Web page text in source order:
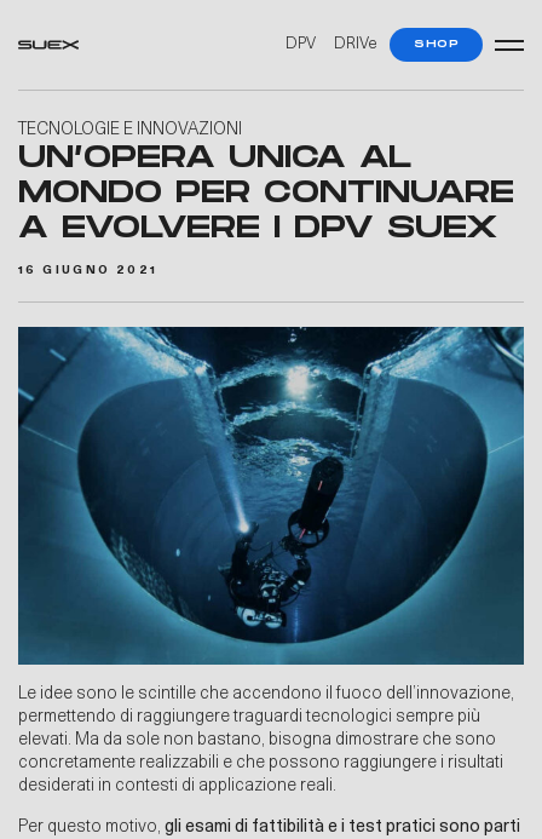
DPV DRIVe SHOP
TECNOLOGIE E INNOVAZIONI
UN’OPERA UNICA AL
MONDO PER CONTINUARE
A EVOLVERE I DPV SUEX
16 GIUGNO 2021
Le idee sono le scintille che accendono il fuoco dell’innovazione,
permettendo di raggiungere traguardi tecnologici sempre più
elevati. Ma da sole non bastano, bisogna dimostrare che sono
concretamente realizzabili e che possono raggiungere i risultati
desiderati in contesti di applicazione reali.
Per questo motivo, gli esami di fattibilità e i test pratici sono parti